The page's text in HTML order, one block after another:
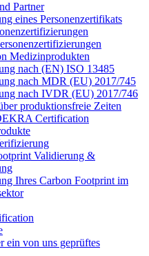
Partner
eines Personenzertifikats
Medizinprodukten
nach (EN) ISO 13485
nach MDR (EU) 2017/745
nach IVDR (EU) 2017/746
produktionsfreie Zeiten
Certification
Validierung &
Ihres Carbon Footprint im
ein von uns geprüftes